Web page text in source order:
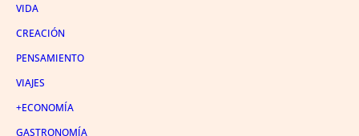
VIDA
CREACIÓN
PENSAMIENTO
VIAJES
+ECONOMÍA
GASTRONOMÍA